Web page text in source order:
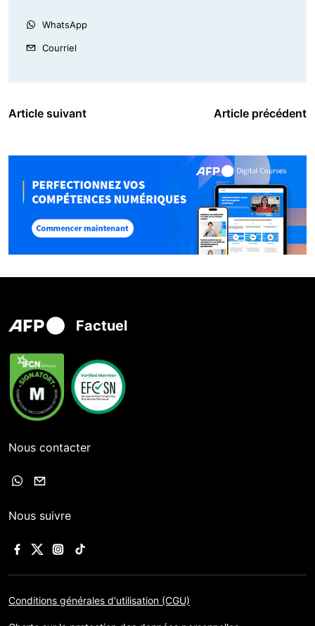
WhatsApp
Courriel
Article suivant Article précédent
Factuel
Nous contacter
Nous suivre
Conditions générales d'utilisation (CGU)